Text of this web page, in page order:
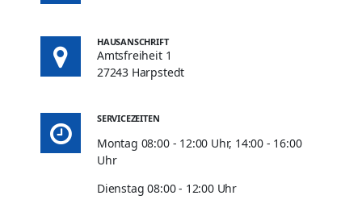
HAUSANSCHRIFT
Amtsfreiheit 1
27243 Harpstedt
SERVICEZEITEN
Montag 08:00 - 12:00 Uhr, 14:00 - 16:00
Uhr
Dienstag 08:00 - 12:00 Uhr